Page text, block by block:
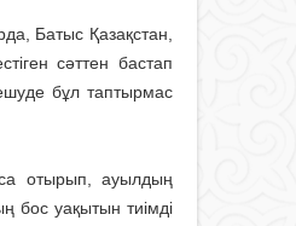
Батыс Қазақстан,
сәттен бастап
бұл таптырмас
отырып, ауылдың
бос уақытын тиімді